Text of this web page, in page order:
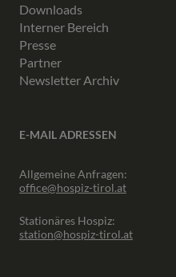
Downloads
Interner Bereich
Presse
Partner
Newsletter Archiv
E-MAIL ADRESSEN
Allgemeine Anfragen:
office@hospiz-tirol.at
Stationäres Hospiz:
station@hospiz-tirol.at